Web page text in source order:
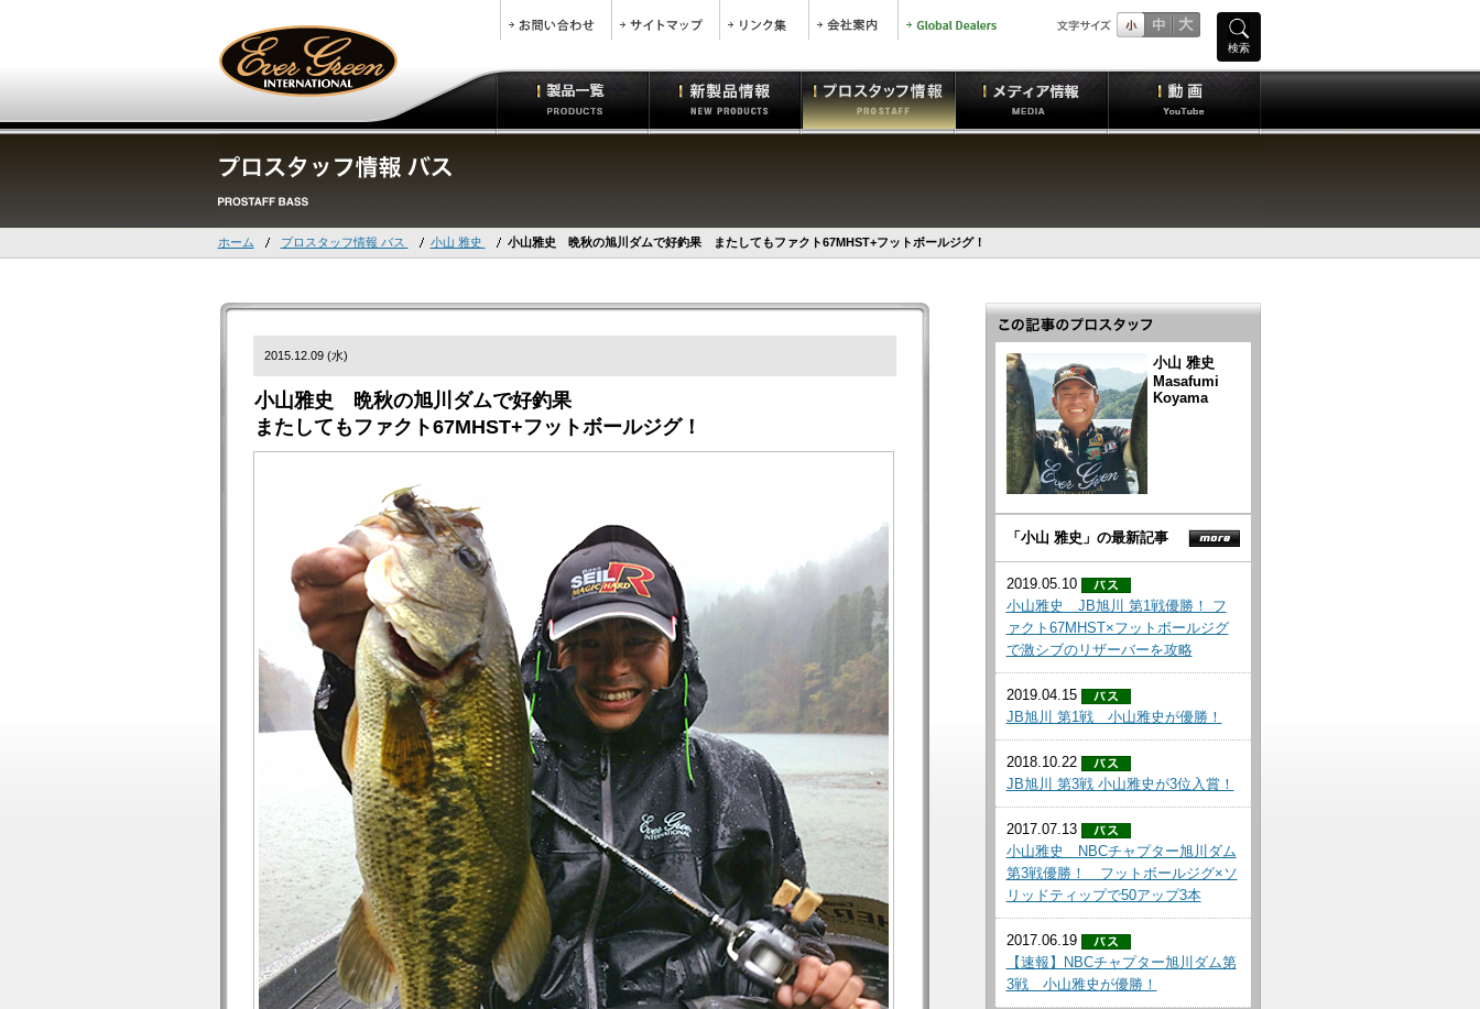
検索
ホーム プロスタッフ情報 バス 小山 雅史 小山雅史 晩秋の旭川ダムで好釣果 またしてもファクト67MHST+フットボールジグ！
2015.12.09 (水)
小山雅史 晩秋の旭川ダムで好釣果
またしてもファクト67MHST+フットボールジグ！
小山 雅史
Masafumi
Koyama
「小山 雅史」の最新記事
2019.05.10
小山雅史 JB旭川 第1戦優勝！ フ
ァクト67MHST×フットボールジグ
で激シブのリザーバーを攻略
2019.04.15
JB旭川 第1戦 小山雅史が優勝！
2018.10.22
JB旭川 第3戦 小山雅史が3位入賞！
2017.07.13
小山雅史 NBCチャプター旭川ダム
第3戦優勝！ フットボールジグ×ソ
リッドティップで50アップ3本
2017.06.19
【速報】NBCチャプター旭川ダム第
3戦 小山雅史が優勝！